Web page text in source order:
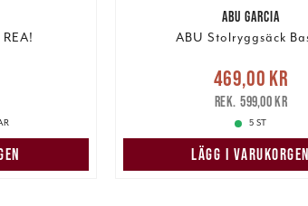
ABU GARCIA
ABU Stolryggsäck
Nuvarande pris
Tidigare pris
469,00 kr
599,00 kr
5 ST
LÄGG I VARUKORGEN